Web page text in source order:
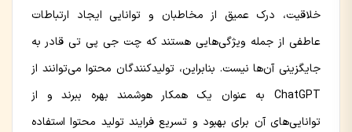
خلاقیت، درک عمیق از مخاطبان و توانایی ایجاد ارتباطات
عاطفی از جمله ویژگی‌هایی هستند که چت جی پی تی قادر به
جایگزینی آن‌ها نیست. بنابراین، تولیدکنندگان محتوا می‌توانند از
ChatGPT به عنوان یک همکار هوشمند بهره ببرند و از
توانایی‌های آن برای بهبود و تسریع فرایند تولید محتوا استفاده